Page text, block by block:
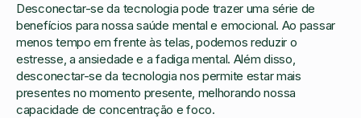
Desconectar-se da tecnologia pode trazer uma série de
benefícios para nossa saúde mental e emocional. Ao passar
menos tempo em frente às telas, podemos reduzir o
estresse, a ansiedade e a fadiga mental. Além disso,
desconectar-se da tecnologia nos permite estar mais
presentes no momento presente, melhorando nossa
capacidade de concentração e foco.